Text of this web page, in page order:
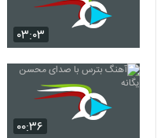
۰۳:۰۳
۰۰:۳۶